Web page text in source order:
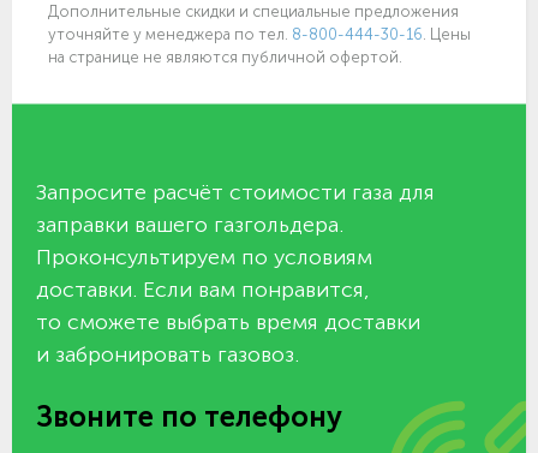
Дополнительные скидки и специальные предложения
уточняйте у менеджера по тел. 8-800-444-30-16 . Цены
на странице не являются публичной офертой.
Запросите расчёт стоимости газа для
заправки вашего газгольдера.
Проконсультируем по условиям
доставки. Если вам понравится,
то сможете выбрать время доставки
и забронировать газовоз.
Звоните по телефону